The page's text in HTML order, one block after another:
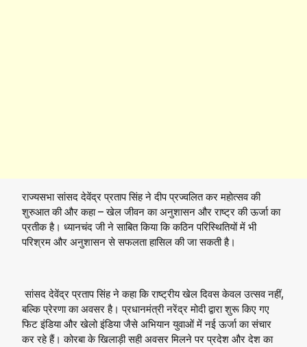
राज्यसभा सांसद देवेंद्र प्रताप सिंह ने दीप प्रज्वलित कर महोत्सव की
शुरुआत की और कहा – खेल जीवन का अनुशासन और राष्ट्र की ऊर्जा का
प्रतीक है। ध्यानचंद जी ने साबित किया कि कठिन परिस्थितियों में भी
परिश्रम और अनुशासन से सफलता हासिल की जा सकती है।
सांसद देवेंद्र प्रताप सिंह ने कहा कि राष्ट्रीय खेल दिवस केवल उत्सव नहीं,
बल्कि प्रेरणा का अवसर है। प्रधानमंत्री नरेंद्र मोदी द्वारा शुरू किए गए
फिट इंडिया और खेलो इंडिया जैसे अभियान युवाओं में नई ऊर्जा का संचार
कर रहे हैं। कोरबा के खिलाड़ी सही अवसर मिलने पर प्रदेश और देश का